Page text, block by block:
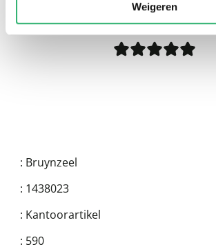
Weigeren
: Bruynzeel
: 1438023
: Kantoorartikel
: 590